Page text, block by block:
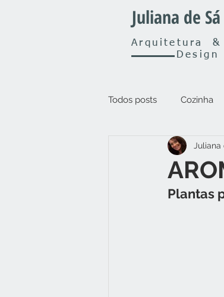
Juliana de Sá
Arquitetura&
Design
Todos posts Cozinha
Juliana
Plantas